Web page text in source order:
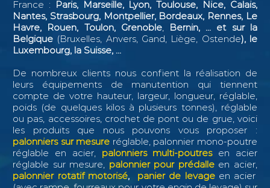
France : Paris, Marseille, Lyon, Toulouse, Nice, Calais,
Nantes, Strasbourg, Montpellier, Bordeaux, Rennes, Le
Havre, Rouen, Toulon, Grenoble, Bernin, ... et sur la
Belgique (Bruxelles, Anvers, Gand, Liège, Ostende), le
Luxembourg, la Suisse, ...
De nombreux clients nous confient la réalisation de
leurs équipements de manutention qui tiennent
compte de votre hauteur, largeur, longueur, réglable,
poids (de quelques kilos à plusieurs tonnes), réglable
ou pas, accessoires, crochet de pont ou de grue, voici
les produits que nous pouvons vous proposer :
palonniers sur mesure réglable, palonnier mono-poutre
réglable en acier,palonniers multi-poutres en acier
réglable sur mesure, palonnier pour prédalle en acier,
palonnier rotatif motorisé, panier de levage en acier